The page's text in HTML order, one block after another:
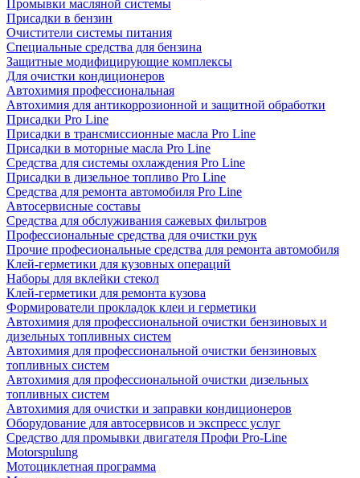
Промывки масляной системы
Присадки в бензин
Очистители системы питания
Специальные срeдства для бензина
Защитные модифицирующие комплексы
Для очистки кондиционеров
Автохимия профессиональная
Автохимия для антикоррозионной и защитной обработки
Присадки Pro Line
Присадки в трансмиссионные масла Pro Line
Присадки в моторные масла Pro Line
Средства для системы охлаждения Pro Line
Присадки в дизельное топливо Pro Line
Средства для ремонта автомобиля Pro Line
Автосервисные составы
Средства для обслуживания сажевых фильтров
Профессиональные средства для очистки рук
Прочие професиональные средства для ремонта автомобиля
Клей-герметики для кузовных операций
Наборы для вклейки стекол
Клей-герметики для ремонта кузова
Формирователи прокладок клеи и герметики
Автохимия для профессиональной очистки бензиновых и
дизельных топливных систем
Автохимия для профессиональной очистки бензиновых
топливных систем
Автохимия для профессиональной очистки дизельных
топливных систем
Автохимия для очистки и заправки кондиционеров
Оборудование для автосервисов и экспресс услуг
Средство для промывки двигателя Профи Pro-Line
Motorspulung
Мотоциклетная программа